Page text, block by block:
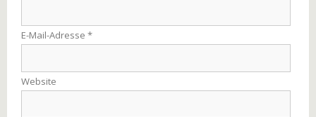
E-Mail-Adresse *
Website